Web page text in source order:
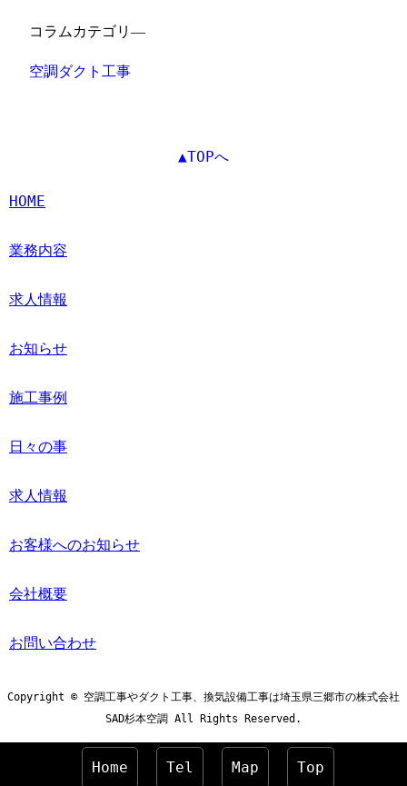
コラムカテゴリ―
空調ダクト工事
▲TOPへ
HOME
業務内容
求人情報
お知らせ
施工事例
日々の事
求人情報
お客様へのお知らせ
会社概要
お問い合わせ
Copyright © 空調工事やダクト工事、換気設備工事は埼玉県三郷市の株式会社
SAD杉本空調 All Rights Reserved.
Home Tel Map Top